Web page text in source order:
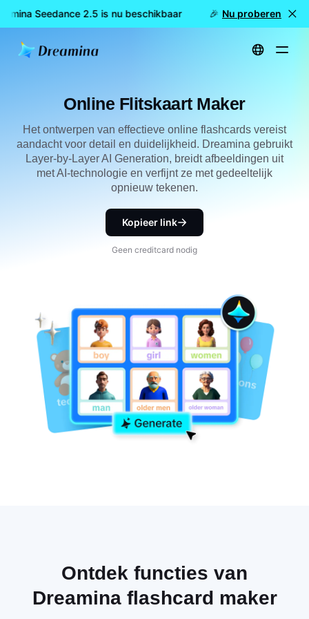
Seedance 2.5 is nu beschikbaar 🎉 Nieuw model
Nu proberen
Start Maken Online Flitskaart Maker
Online Flitskaart Maker
Het ontwerpen van effectieve online flashcards vereist
aandacht voor detail en duidelijkheid. Dreamina gebruikt
Layer-by-Layer AI Generation, breidt afbeeldingen uit
met AI-technologie en verfijnt ze met gedeeltelijk
opnieuw tekenen.
Kopieer link
Geen creditcard nodig
Ontdek functies van
Dreamina flashcard maker